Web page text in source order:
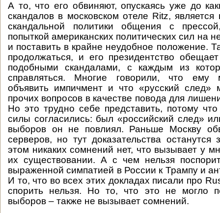
А то, что его обвиняют, опускаясь уже до
скандалов в московском отеле Ritz,
скандальной политики общения с
попыткой американских политических сил на
и поставить в крайне неудобное положение.
продолжаться, и его президентство
подобными скандалами, с каждым из
справляться. Многие говорили, что ему
объявить импичмент и что «русский след»
прочих вопросов в качестве повода для
Но это трудно себе представить, потому
силы согласились: был «российский след»
выборов он не повлиял. Раньше Москву
серверов, но тут доказательства останутся
этом никаких сомнений нет, что вызывает у
их существовании. А с чем нельзя
выраженной симпатией в России к Трампу и
И то, что во всех этих докладах писали про
спорить нельзя. Но то, что это не могло
выборов – также не вызывает сомнений.